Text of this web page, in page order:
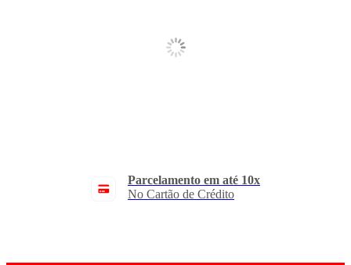
Parcelamento em até 10x
No Cartão de Crédito